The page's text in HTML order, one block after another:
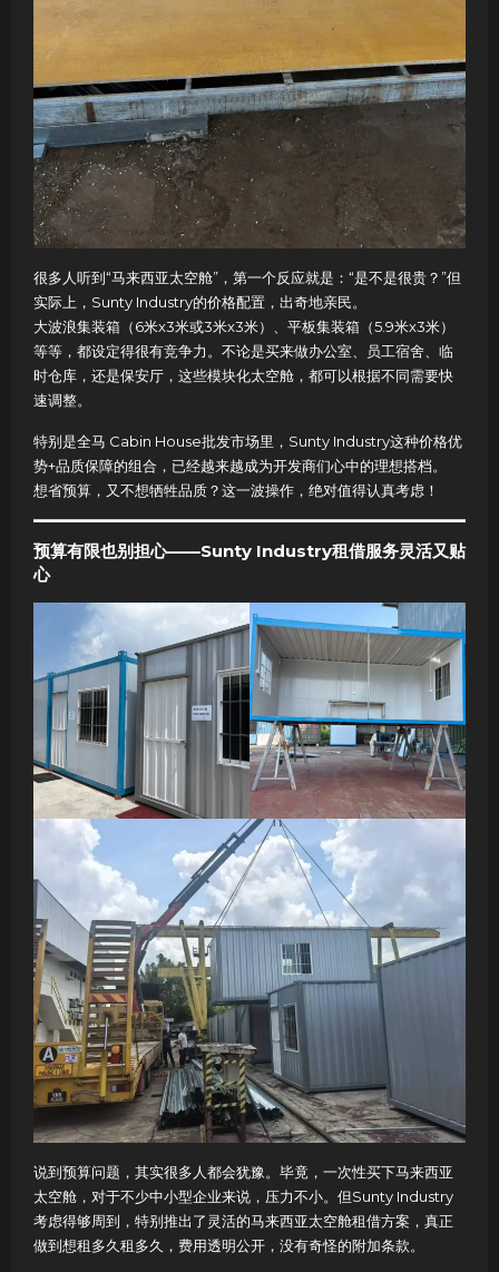
很多人听到“马来西亚太空舱”，第一个反应就是：“是不是很贵？”但
实际上，Sunty Industry的价格配置，出奇地亲民。
大波浪集装箱（6米x3米或3米x3米）、平板集装箱（5.9米x3米）
等等，都设定得很有竞争力。不论是买来做办公室、员工宿舍、临
时仓库，还是保安厅，这些模块化太空舱，都可以根据不同需要快
速调整。
特别是全马 Cabin House批发市场里，Sunty Industry这种价格优
势+品质保障的组合，已经越来越成为开发商们心中的理想搭档。
想省预算，又不想牺牲品质？这一波操作，绝对值得认真考虑！
预算有限也别担心——Sunty Industry租借服务灵活又贴
心
说到预算问题，其实很多人都会犹豫。毕竟，一次性买下马来西亚
太空舱，对于不少中小型企业来说，压力不小。但Sunty Industry
考虑得够周到，特别推出了灵活的马来西亚太空舱租借方案，真正
做到想租多久租多久，费用透明公开，没有奇怪的附加条款。